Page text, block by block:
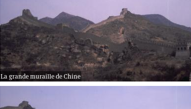
La grande muraille de Chine